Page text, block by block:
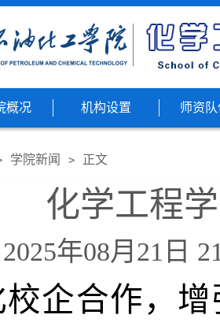
概况 机构设置 师资
学院新闻 > 正文
化学工程
2025年08月21日
校企合作，